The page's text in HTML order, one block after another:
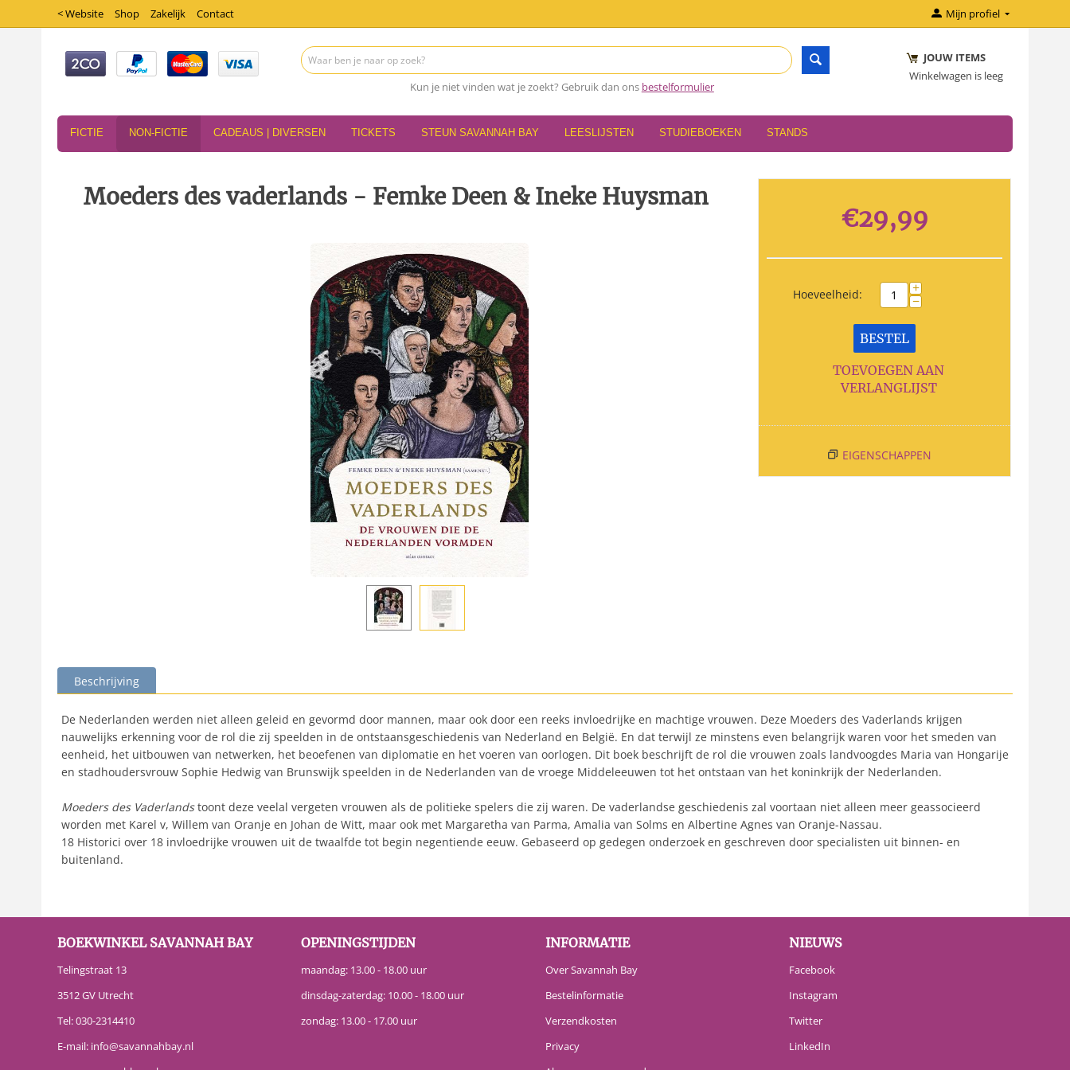
< Website Shop Zakelijk Contact Mijn profiel
Kun je niet vinden wat je zoekt? Gebruik dan ons bestelformulier
JOUW ITEMS
Winkelwagen is leeg
FICTIE NON-FICTIE CADEAUS | DIVERSEN TICKETS STEUN SAVANNAH BAY LEESLIJSTEN STUDIEBOEKEN STANDS
Moeders des vaderlands - Femke Deen & Ineke Huysman
€29,99
Hoeveelheid: +
−
BESTEL
TOEVOEGEN AAN
VERLANGLIJST
EIGENSCHAPPEN
Beschrijving
De Nederlanden werden niet alleen geleid en gevormd door mannen, maar ook door een reeks invloedrijke en machtige vrouwen. Deze Moeders des Vaderlands krijgen
nauwelijks erkenning voor de rol die zij speelden in de ontstaansgeschiedenis van Nederland en België. En dat terwijl ze minstens even belangrijk waren voor het smeden van
eenheid, het uitbouwen van netwerken, het beoefenen van diplomatie en het voeren van oorlogen. Dit boek beschrijft de rol die vrouwen zoals landvoogdes Maria van Hongarije
en stadhoudersvrouw Sophie Hedwig van Brunswijk speelden in de Nederlanden van de vroege Middeleeuwen tot het ontstaan van het koninkrijk der Nederlanden.
Moeders des Vaderlandstoont deze veelal vergeten vrouwen als de politieke spelers die zij waren. De vaderlandse geschiedenis zal voortaan niet alleen meer geassocieerd
worden met Karel v, Willem van Oranje en Johan de Witt, maar ook met Margaretha van Parma, Amalia van Solms en Albertine Agnes van Oranje-Nassau.
18 Historici over 18 invloedrijke vrouwen uit de twaalfde tot begin negentiende eeuw. Gebaseerd op gedegen onderzoek en geschreven door specialisten uit binnen- en
buitenland.
BOEKWINKEL SAVANNAH BAY
Telingstraat 13
3512 GV Utrecht
Tel:030-2314410
E-mail: info@savannahbay.nl
OPENINGSTIJDEN
maandag: 13.00 - 18.00 uur
dinsdag-zaterdag: 10.00 - 18.00 uur
zondag: 13.00 - 17.00 uur
INFORMATIE
Over Savannah Bay
Bestelinformatie
Verzendkosten
Privacy
NIEUWS
Facebook
Instagram
Twitter
LinkedIn